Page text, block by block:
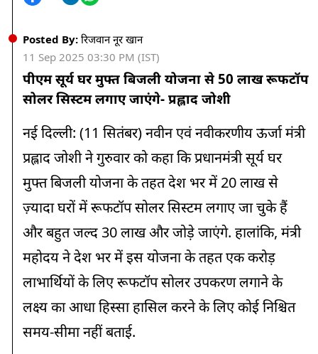
Posted By: रिजवान नूर खान
11 Sep 2025 03:30 PM (IST)
पीएम सूर्य घर मुफ्त बिजली योजना से 50 लाख रूफटॉप
सोलर सिस्टम लगाए जाएंगे- प्रह्लाद जोशी
नई दिल्ली: (11 सितंबर) नवीन एवं नवीकरणीय ऊर्जा मंत्री
प्रह्लाद जोशी ने गुरुवार को कहा कि प्रधानमंत्री सूर्य घर
मुफ्त बिजली योजना के तहत देश भर में 20 लाख से
ज़्यादा घरों में रूफटॉप सोलर सिस्टम लगाए जा चुके हैं
और बहुत जल्द 30 लाख और जोड़े जाएंगे. हालांकि, मंत्री
महोदय ने देश भर में इस योजना के तहत एक करोड़
लाभार्थियों के लिए रूफटॉप सोलर उपकरण लगाने के
लक्ष्य का आधा हिस्सा हासिल करने के लिए कोई निश्चित
समय-सीमा नहीं बताई.